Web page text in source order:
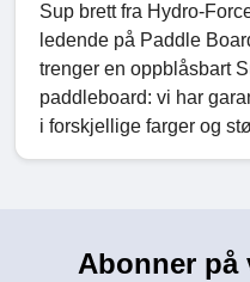
Sup brett fra Hydro-
ledende på Paddle
trenger en oppblåsbart
paddleboard: vi har
i forskjellige farger og
Abonner på